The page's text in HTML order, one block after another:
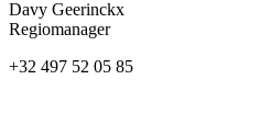
Davy Geerinckx
Regiomanager
+32 497 52 05 85